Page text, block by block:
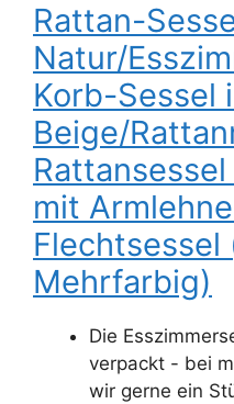
Rattan-
Natur/
Korb-Sessel
Beige/
mit
Flechtsessel
Mehrfarbig)
Die
verpackt - bei
wir gerne ein